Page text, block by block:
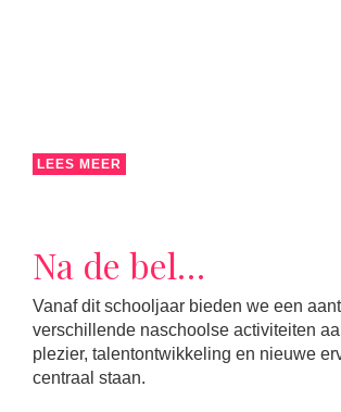
LEES MEER
Na de bel…
Vanaf dit schooljaar bieden we een
verschillende naschoolse activiteiten
plezier, talentontwikkeling en nieuwe
centraal staan.